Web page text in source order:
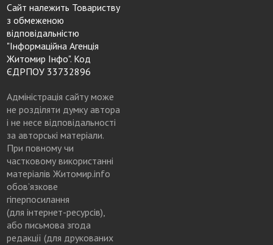
Сайт належить Товариству
з обмеженою
відповідальністю
"Інформаційна Агенція
Житомир Інфо". Код
ЄДРПОУ 33732896
Адміністрація сайту може
не розділяти думку автора
і не несе відповідальності
за авторські матеріали.
При повному чи
частковому використанні
матеріалів Житомир.info
обов’язкове
гіперпосилання
(для інтернет-ресурсів),
або письмова згода
редакції (для друкованих